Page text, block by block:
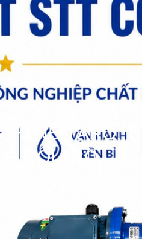
NÉN ARO,
ĐÔI ARO